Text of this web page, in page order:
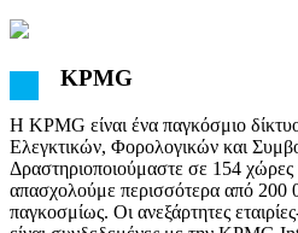
KPMG
Η KPMG είναι ένα παγκόσμιο
Ελεγκτικών, Φορολογικών και
Δραστηριοποιούμαστε σε 154 χώρες
απασχολούμε περισσότερα από 200
παγκοσμίως. Οι ανεξάρτητες